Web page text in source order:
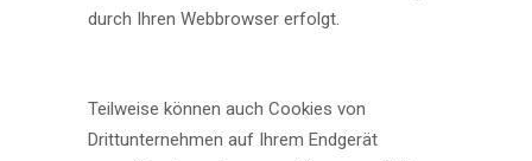
durch Ihren Webbrowser erfolgt.
Teilweise können auch Cookies von
Drittunternehmen auf Ihrem Endgerät